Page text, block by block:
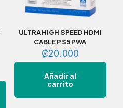
ULTRA HIGH SPEED HDMI
CABLE PS5 PWA
₡20.000
Añadir al
carrito